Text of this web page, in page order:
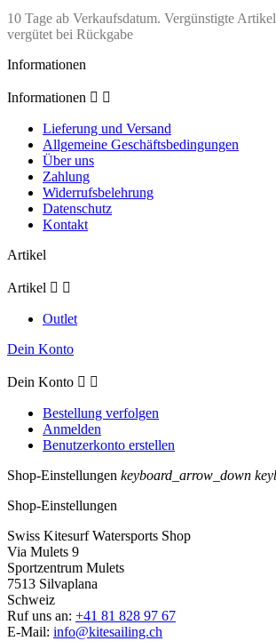
10 Tage ab Verkaufsdatum. Vergünstigte
vergütet bei Rückgabe
Informationen
Informationen  
Lieferung und Versand
Allgemeine Geschäftsbedingungen
Über uns
Zahlung
Widerrufsbelehrung
Datenschutz
Kontakt
Artikel
Artikel  
Outlet
Dein Konto
Dein Konto  
Bestellung verfolgen
Anmelden
Benutzerkonto erstellen
Shop-Einstellungen keyboard_arrow_down
Shop-Einstellungen
Swiss Kitesurf Watersports Shop
Via Mulets 9
Sportzentrum Mulets
7513 Silvaplana
Schweiz
Ruf uns an: +41 81 828 97 67
E-Mail: info@kitesailing.ch